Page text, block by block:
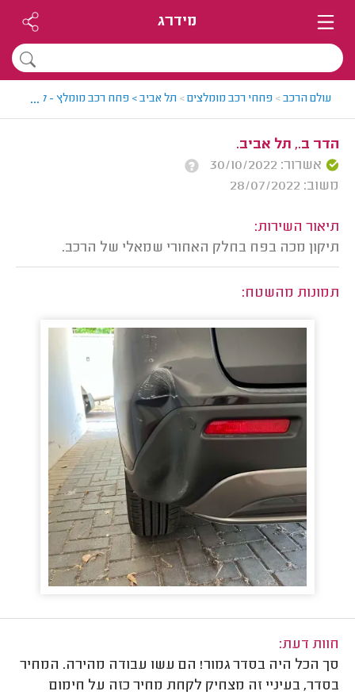
מידרג
עולם הרכב> פחחי רכב מומלצים> תל אביב > פחח רכב מומלץ - לירן
...
הדר ב., תל אביב.
אשרור: 30/10/2022
משוב: 28/07/2022
תיאור השירות:
תיקון מכה בפח בחלק האחורי שמאלי של הרכב.
תמונות מהשטח:
חוות דעת:
סך הכל היה בסדר גמור! הם עשו עבודה מהירה. המחיר
בסדר, בעיניי זה מצחיק לקחת מחיר כזה על חימום